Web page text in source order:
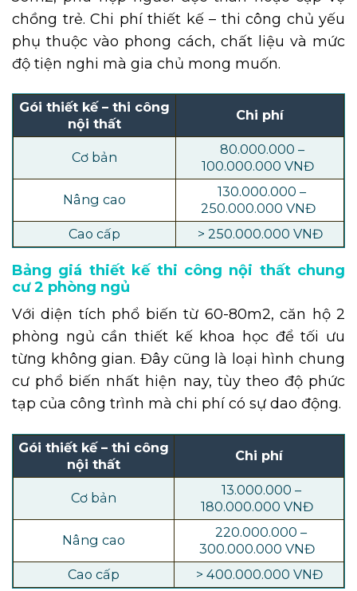
chồng trẻ. Chi phí thiết kế – thi công chủ yếu
phụ thuộc vào phong cách, chất liệu và mức
độ tiện nghi mà gia chủ mong muốn.
Gói thiết kế – thi công
nội thất
Chi phí
Cơ bản
80.000.000 –
100.000.000 VNĐ
Nâng cao
130.000.000 –
250.000.000 VNĐ
Cao cấp
> 250.000.000 VNĐ
Bảng giá thiết kế thi công nội thất chung
cư 2 phòng ngủ
Với diện tích phổ biến từ 60-80m2, căn hộ 2
phòng ngủ cần thiết kế khoa học để tối ưu
từng không gian. Đây cũng là loại hình chung
cư phổ biến nhất hiện nay, tùy theo độ phức
tạp của công trình mà chi phí có sự dao động.
Gói thiết kế – thi công
nội thất
Chi phí
Cơ bản
13.000.000 –
180.000.000 VNĐ
Nâng cao
220.000.000 –
300.000.000 VNĐ
Cao cấp
> 400.000.000 VNĐ